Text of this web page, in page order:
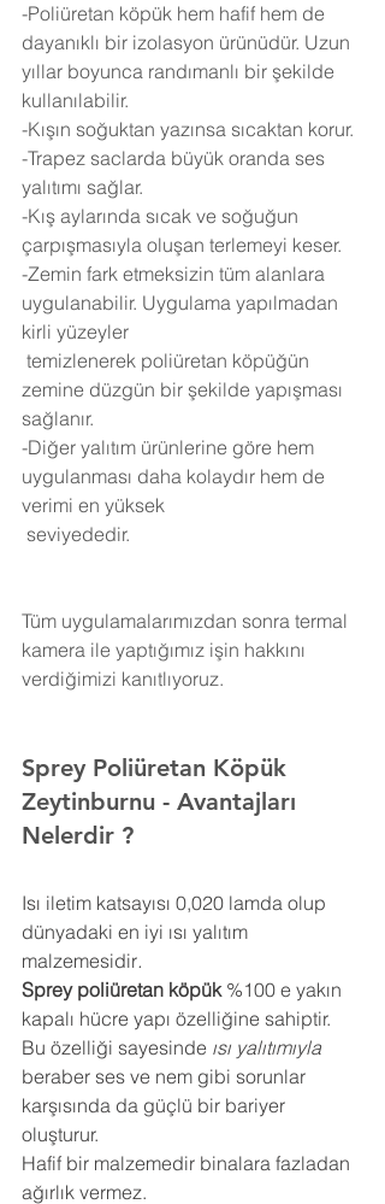
-Poliüretan köpük hem hafif hem de
dayanıklı bir izolasyon ürünüdür. Uzun
yıllar boyunca randımanlı bir şekilde
kullanılabilir.
-Kışın soğuktan yazınsa sıcaktan korur.
-Trapez saclarda büyük oranda ses
yalıtımı sağlar.
-Kış aylarında sıcak ve soğuğun
çarpışmasıyla oluşan terlemeyi keser.
-Zemin fark etmeksizin tüm alanlara
uygulanabilir. Uygulama yapılmadan
kirli yüzeyler
zemine düzgün bir şekilde yapışması
sağlanır.
-Diğer yalıtım ürünlerine göre hem
uygulanması daha kolaydır hem de
verimi en yüksek
seviyededir.
Tüm uygulamalarımızdan sonra termal
kamera ile yaptığımız işin hakkını
verdiğimizi kanıtlıyoruz.
Sprey Poliüretan Köpük
Zeytinburnu - Avantajları
Nelerdir ?
Isı iletim katsayısı 0,020 lamda olup
dünyadaki en iyi ısı yalıtım
malzemesidir.
Sprey poliüretan köpük %100 e yakın
kapalı hücre yapı özelliğine sahiptir.
Bu özelliği sayesinde ısı yalıtımıyla
beraber ses ve nem gibi sorunlar
karşısında da güçlü bir bariyer
oluşturur.
Hafif bir malzemedir binalara fazladan
ağırlık vermez.